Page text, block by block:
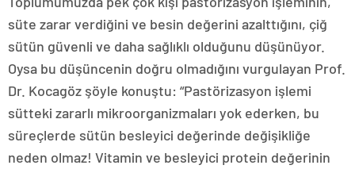
süte zarar verdiğini ve besin değerini azalttığını, çiğ
sütün güvenli ve daha sağlıklı olduğunu düşünüyor.
Oysa bu düşüncenin doğru olmadığını vurgulayan Prof.
Dr. Kocagöz şöyle konuştu: “Pastörizasyon işlemi
sütteki zararlı mikroorganizmaları yok ederken, bu
süreçlerde sütün besleyici değerinde değişikliğe
neden olmaz! Vitamin ve besleyici protein değerinin